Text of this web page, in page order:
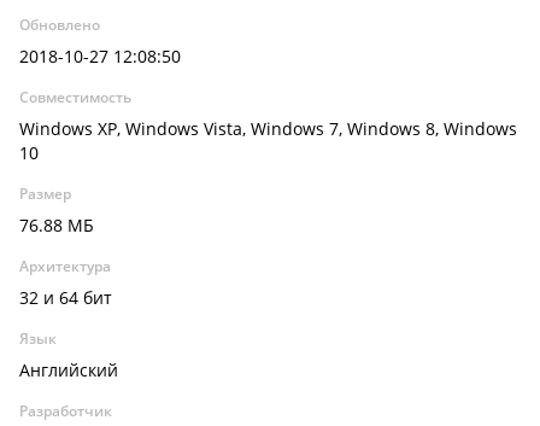
Обновлено
2018-10-27 12:08:50
Совместимость
Windows XP, Windows Vista, Windows 7, Windows 8, Windows
10
Размер
76.88 МБ
Архитектура
32 и 64 бит
Язык
Английский
Разработчик